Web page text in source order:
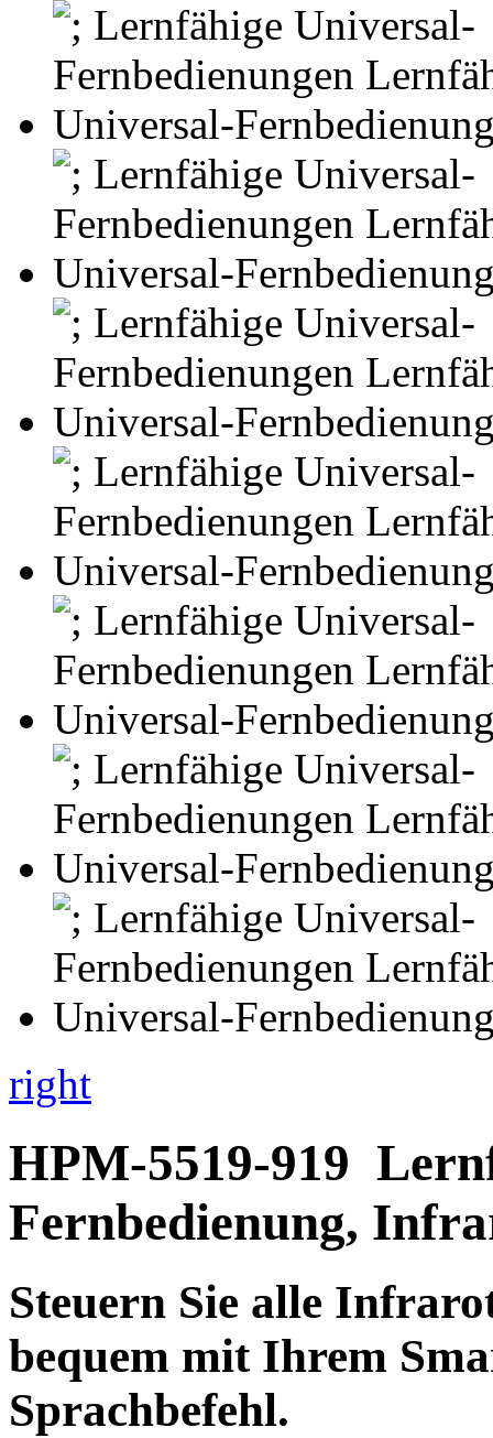
right
HPM-5519-919
Fernbedienung,
Steuern Sie alle
bequem mit Ihrem
Sprachbefehl.